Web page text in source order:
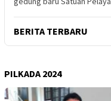
BERITA TERBARU
PILKADA 2024